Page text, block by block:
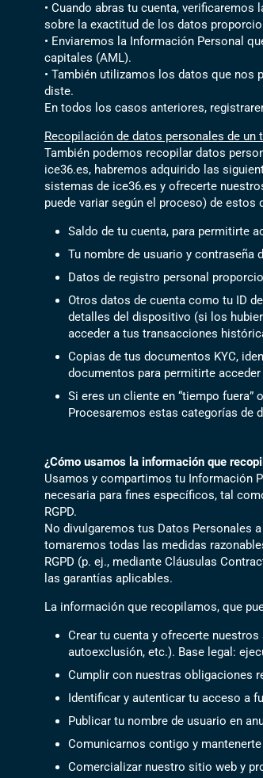
• Cuando abras tu cuenta,
sobre la exactitud de los datos
• Enviaremos la Información Personal
capitales (AML).
• También utilizamos los datos que nos
diste.
En todos los casos anteriores,
Recopilación de datos personales de
También podemos recopilar datos
ice36.es, habremos adquirido las
sistemas de ice36.es y ofrecerte
puede variar según el proceso) de estos
Saldo de tu cuenta, para permitirte
Tu nombre de usuario y
Datos de registro personal
Otros datos de cuenta como tu ID
detalles del dispositivo (si los
acceder a tus transacciones
Copias de tus documentos KYC,
documentos para permitirte
Si eres un cliente en “tiempo
Procesaremos estas categorías de
¿Cómo usamos la información que
Usamos y compartimos tu Información
necesaria para fines específicos, tal
RGPD.
No divulgaremos tus Datos Personales
tomaremos todas las medidas
RGPD (p. ej., mediante Cláusulas
las garantías aplicables.
La información que recopilamos, que
Crear tu cuenta y ofrecerte
autoexclusión, etc.). Base legal:
Cumplir con nuestras obligaciones
Identificar y autenticar tu acceso a
Publicar tu nombre de usuario en
Comunicarnos contigo y
Comercializar nuestro sitio web y